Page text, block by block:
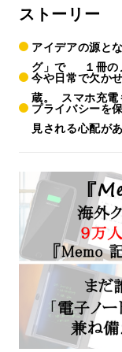
ストーリー
アイデアの源と
グ」で １冊の
今や日常で欠か
蔵。 スマホ充電
プライバシーを
見される心配が